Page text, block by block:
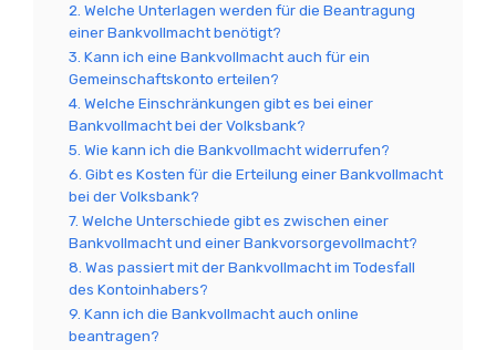
2. Welche Unterlagen werden für die Beantragung
einer Bankvollmacht benötigt?
3. Kann ich eine Bankvollmacht auch für ein
Gemeinschaftskonto erteilen?
4. Welche Einschränkungen gibt es bei einer
Bankvollmacht bei der Volksbank?
5. Wie kann ich die Bankvollmacht widerrufen?
6. Gibt es Kosten für die Erteilung einer Bankvollmacht
bei der Volksbank?
7. Welche Unterschiede gibt es zwischen einer
Bankvollmacht und einer Bankvorsorgevollmacht?
8. Was passiert mit der Bankvollmacht im Todesfall
des Kontoinhabers?
9. Kann ich die Bankvollmacht auch online
beantragen?